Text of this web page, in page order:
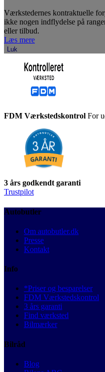
Værkstedernes kontraktuelle
ikke nogen indflydelse på
eller tilbud.
Læs mere
Luk
FDM Værkstedskontrol For
3 års godkendt garanti
Trustpilot
Autobutler
Om autobutler.dk
Presse
Kontakt
Info
*Priser og besparelser
FDM Værkstedskontrol
3 års garanti
Find værksted
Bilmærker
Bilråd
Blog